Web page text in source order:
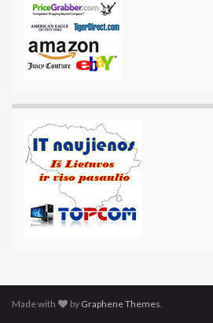
Made with by Graphene Themes